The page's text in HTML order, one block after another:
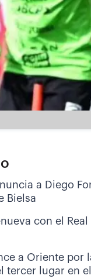
a Diego
Bielsa
con el Real
a Oriente por
tercer lugar en